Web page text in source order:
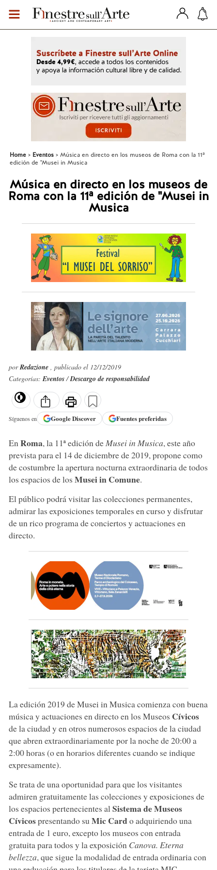
Home Eventos
Música en directo en los museos de Roma con la 11ª
edición de "Musei in Musica
Música en directo en los museos de
Roma con la 11ª edición de "Musei in
Musica
porRedazione , publicado el 12/12/2019
Categorías:Eventos/Descargo de responsabilidad
Síguenos en GoogleDiscover Fuentes preferidas
En Roma, la 11ª edición de Musei in Musica, este año
prevista para el 14 de diciembre de 2019, propone como
de costumbre la apertura nocturna extraordinaria de todos
los espacios de los Musei in Comune.
El público podrá visitar las colecciones permanentes,
admirar las exposiciones temporales en curso y disfrutar
de un rico programa de conciertos y actuaciones en
directo.
La edición 2019 de Musei in Musica comienza con buena
música y actuaciones en directo en los Museos Cívicos
de la ciudad y en otros numerosos espacios de la ciudad
que abren extraordinariamente por la noche de 20:00 a
2:00 horas (o en horarios diferentes cuando se indique
expresamente).
Se trata de una oportunidad para que los visitantes
admiren gratuitamente las colecciones y exposiciones de
los espacios pertenecientes al Sistema de Museos
Cívicospresentando su Mic Cardo adquiriendo una
entrada de 1 euro, excepto los museos con entrada
gratuita para todos y la exposición Canova. Eterna
bellezza, que sigue la modalidad de entrada ordinaria con